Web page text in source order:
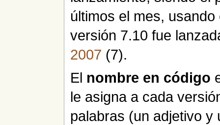
últimos el mes,
versión 7.10 fue
2007 (7).
El nombre en código
le asigna a cada
palabras (un adjetivo y